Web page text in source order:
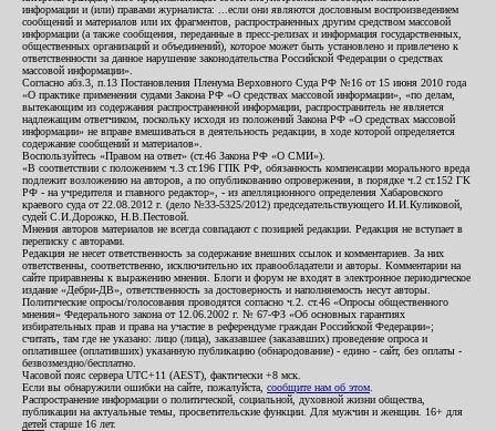
информации и (или) правами журналиста: ...если они являются дословным воспроизведением
сообщений и материалов или их фрагментов, распространенных другим средством массовой
информации (а также сообщения, переданные в пресс-релизах и информация государственных,
общественных организаций и объединений), которое может быть установлено и привлечено к
ответственности за данное нарушение законодательства Российской Федерации о средствах
массовой информации».
Согласно абз.3, п.13 Постановления Пленума Верховного Суда РФ №16 от 15 июня 2010 года
«О практике применения судами Закона РФ «О средствах массовой информации», «по делам,
вытекающим из содержания распространенной информации, распространитель не является
надлежащим ответчиком, поскольку исходя из положений Закона РФ «О средствах массовой
информации» не вправе вмешиваться в деятельность редакции, в ходе которой определяется
содержание сообщений и материалов».
Воспользуйтесь «Правом на ответ» (ст.46 Закона РФ «О СМИ»).
«В соответствии с положением ч.3 ст.196 ГПК РФ, обязанность компенсации морального вреда
подлежит возложению на авторов, а по опубликованию опровержения, в порядке ч.2 ст.152 ГК
РФ - на учредителя и главного редактор», - из апелляционного определения Хабаровского
краевого суда от 22.08.2012 г. (дело №33-5325/2012) председательствующего И.И.Куликовой,
судей С.И.Дорожко, Н.В.Пестовой.
Мнения авторов материалов не всегда совпадают с позицией редакции. Редакция не вступает в
переписку с авторами.
Редакция не несет ответственность за содержание внешних ссылок и комментариев. За них
ответственны, соответственно, исключительно их правообладатели и авторы. Комментарии на
сайте приравнены к выражению мнения. Блоги и форум не входят в электронное периодическое
издание «Дебри-ДВ», ответственность за достоверность и наполняемость несут авторы.
Политические опросы/голосования проводятся согласно ч.2. ст.46 «Опросы общественного
мнения» Федерального закона от 12.06.2002 г. № 67-ФЗ «Об основных гарантиях
избирательных прав и права на участие в референдуме граждан Российской Федерации»;
считать, там где не указано: лицо (лица), заказавшее (заказавших) проведение опроса и
оплатившее (оплативших) указанную публикацию (обнародование) - едино - сайт, без оплаты -
безвозмездно/бесплатно.
Часовой пояс сервера UTC+11 (AEST), фактически +8 мск.
Если вы обнаружили ошибки на сайте, пожалуйста, сообщите нам об этом
Распространение информации о политической, социальной, духовной жизни общества,
публикации на актуальные темы, просветительские функции. Для мужчин и женщин. 16+ для
детей старше 16 лет.